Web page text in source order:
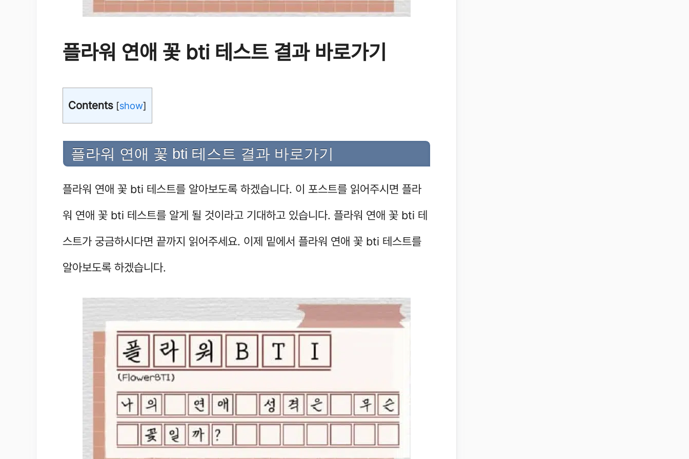
플라워 연애 꽃 bti 테스트 결과 바로가기
Contents [show]
플라워 연애 꽃 bti 테스트 결과 바로가기
플라워 연애 꽃 bti 테스트를 알아보도록 하겠습니다. 이 포스트를 읽어주시면 플라
워 연애 꽃 bti 테스트를 알게 될 것이라고 기대하고 있습니다. 플라워 연애 꽃 bti 테
스트가 궁금하시다면 끝까지 읽어주세요. 이제 밑에서 플라워 연애 꽃 bti 테스트를
알아보도록 하겠습니다.